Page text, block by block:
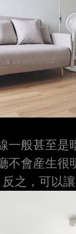
一般甚至是
不會産生很
反之，可以